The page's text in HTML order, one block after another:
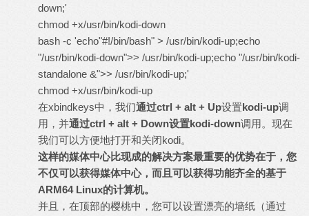
down;'
chmod +x/usr/bin/kodi-down
bash -c 'echo"#!/bin/bash" > /usr/bin/kodi-up;echo
"/usr/bin/kodi-down">> /usr/bin/kodi-up;echo "/usr/bin/kodi-
standalone &">> /usr/bin/kodi-up;'
chmod +x/usr/bin/kodi-up
在xbindkeys中，我们通过ctrl + alt + Up设置kodi-up调
用，并通过ctrl + alt + Down设置kodi-down调用。现在
我们可以方便地打开和关闭kodi。
这样的媒体中心比现成的解决方案最重要的优势在于，您
不仅可以获得媒体中心，而且可以获得功能齐全的基于
ARM64 Linux的计算机。
并且，在顶部的樱桃中，您可以设置漂亮的墙纸（通过